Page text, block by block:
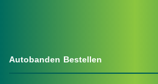
Autobanden Bestellen